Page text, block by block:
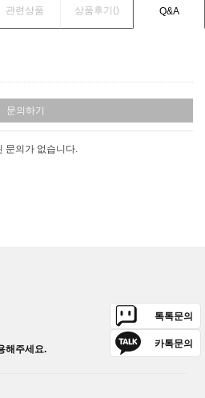
관련상품 상품후기() Q&A
문의하기
문의가 없습니다.
해주세요.
톡톡문의
카톡문의